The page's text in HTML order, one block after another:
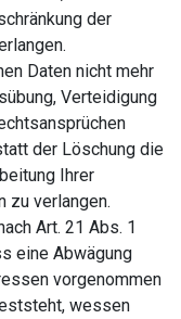
der
Daten nicht mehr
Verteidigung
der Löschung die
Ihrer
zu verlangen.
Art. 21 Abs. 1
eine Abwägung
vorgenommen
wessen